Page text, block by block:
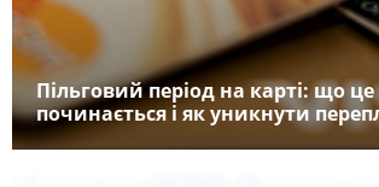
Пільговий період на карті: що
починається і як уникнути